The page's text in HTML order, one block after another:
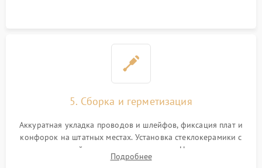
5. Сборка и герметизация
Аккуратная укладка проводов и шлейфов, фиксация плат и
конфорок на штатных местах. Установка стеклокерамики с
проверкой равномерности зазоров. Нанесение
термостойкого герметика или укладка уплотнительной
Подробнее